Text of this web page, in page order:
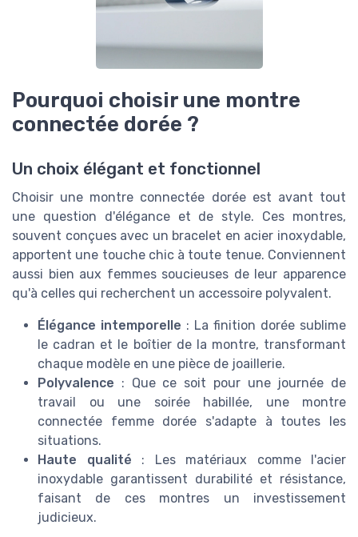
Pourquoi choisir une montre
connectée dorée ?
Un choix élégant et fonctionnel
Choisir une montre connectée dorée est avant tout
une question d'élégance et de style. Ces montres,
souvent conçues avec un bracelet en acier inoxydable,
apportent une touche chic à toute tenue. Conviennent
aussi bien aux femmes soucieuses de leur apparence
qu'à celles qui recherchent un accessoire polyvalent.
Élégance intemporelle : La finition dorée sublime
le cadran et le boîtier de la montre, transformant
chaque modèle en une pièce de joaillerie.
Polyvalence : Que ce soit pour une journée de
travail ou une soirée habillée, une montre
connectée femme dorée s'adapte à toutes les
situations.
Haute qualité : Les matériaux comme l'acier
inoxydable garantissent durabilité et résistance,
faisant de ces montres un investissement
judicieux.